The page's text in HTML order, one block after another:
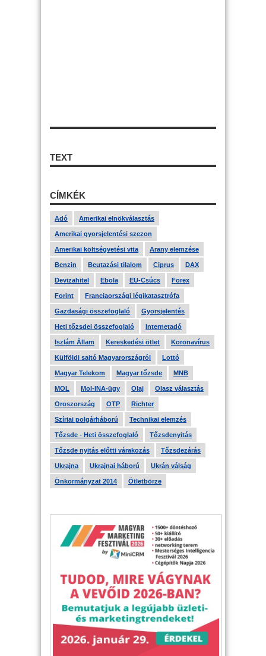
TEXT
CÍMKÉK
Adó Amerikai elnökválasztás
Amerikai gyorsjelentési szezon
Amerikai költségvetési vita Arany elemzése
Benzin Beutazási tilalom Ciprus DAX
Devizahitel Ebola EU-Csúcs Forex
Forint Franciaországi légikatasztrófa
Gazdasági összefoglaló Gyorsjelentés
Heti tőzsdei összefoglaló Internetadó
Iszlám Állam Kereskedési ötlet Koronavírus
Külföldi sajtó Magyarországról Lottó
Magyar Telekom Magyar tőzsde MNB
MOL Mol-INA-ügy Olaj Olasz választás
Oroszország OTP Richter
Szíriai polgárháború Technikai elemzés
Tőzsde - Heti összefoglaló Tőzsdenyitás
Tőzsde nyitás előtti várakozás Tőzsdezárás
Ukrajna Ukrajnai háború Ukrán válság
Önkormányzat 2014 Ötletbörze